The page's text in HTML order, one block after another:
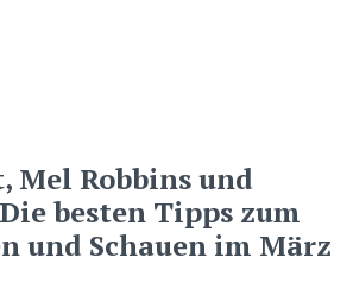
Mel Robbins und
besten Tipps zum
und Schauen im März